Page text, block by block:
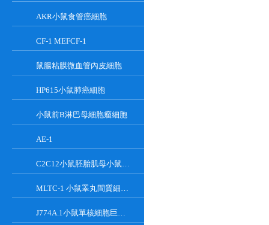
AKR小鼠食管癌細胞
CF-1 MEFCF-1
鼠腸粘膜微血管內皮細胞
HP615小鼠肺癌細胞
小鼠前B淋巴母細胞瘤細胞
AE-1
C2C12小鼠胚胎肌母小鼠胚胎肌母細胞
MLTC-1 小鼠睪丸間質細胞瘤細胞系
J774A.1小鼠單核細胞巨噬細胞